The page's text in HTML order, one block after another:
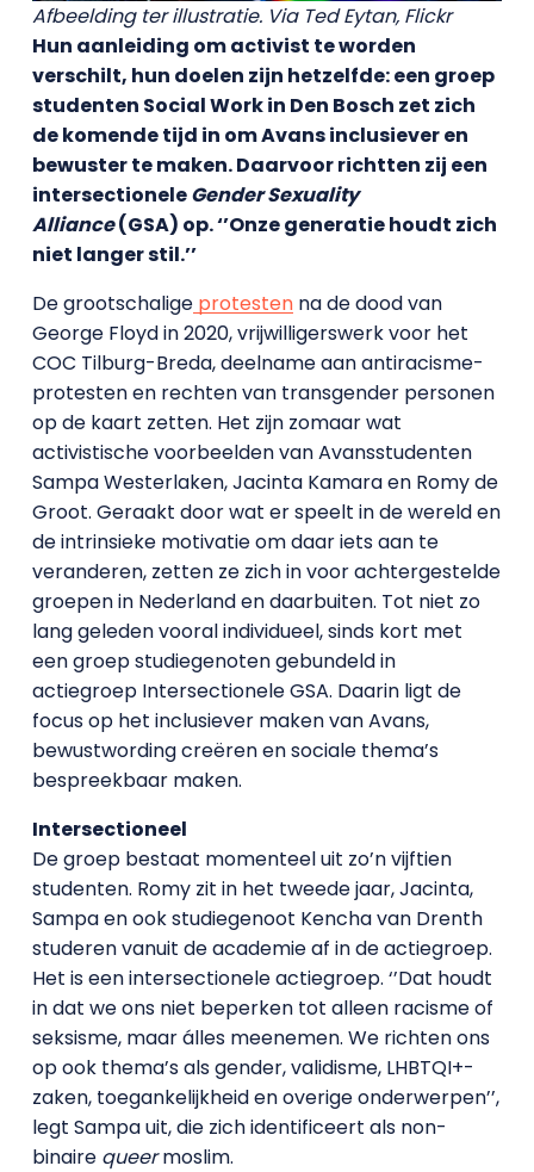
Afbeelding ter illustratie. Via Ted Eytan, Flickr
Hun aanleiding om activist te worden
verschilt, hun doelen zijn hetzelfde: een groep
studenten Social Work in Den Bosch zet zich
de komende tijd in om Avans inclusiever en
bewuster te maken. Daarvoor richtten zij een
intersectioneleGender Sexuality
Alliance(GSA) op. ‘’Onze generatie houdt zich
niet langer stil.’’
De grootschaligeprotestenna de dood van
George Floyd in 2020, vrijwilligerswerk voor het
COC Tilburg-Breda, deelname aan antiracisme-
protesten en rechten van transgender personen
op de kaart zetten. Het zijn zomaar wat
activistische voorbeelden van Avansstudenten
Sampa Westerlaken, Jacinta Kamara en Romy de
Groot. Geraakt door wat er speelt in de wereld en
de intrinsieke motivatie om daar iets aan te
veranderen, zetten ze zich in voor achtergestelde
groepen in Nederland en daarbuiten. Tot niet zo
lang geleden vooral individueel, sinds kort met
een groep studiegenoten gebundeld in
actiegroep Intersectionele GSA. Daarin ligt de
focus op het inclusiever maken van Avans,
bewustwording creëren en sociale thema’s
bespreekbaar maken.
Intersectioneel
De groep bestaat momenteel uit zo’n vijftien
studenten. Romy zit in het tweede jaar, Jacinta,
Sampa en ook studiegenoot Kencha van Drenth
studeren vanuit de academie af in de actiegroep.
Het is een intersectionele actiegroep. ‘’Dat houdt
in dat we ons niet beperken tot alleen racisme of
seksisme, maar álles meenemen. We richten ons
op ook thema’s als gender, validisme, LHBTQI+-
zaken, toegankelijkheid en overige onderwerpen’’,
legt Sampa uit, die zich identificeert als non-
binairequeermoslim.